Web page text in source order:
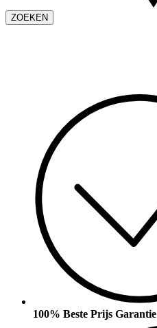
ZOEKEN
100% Beste Prijs Garantie